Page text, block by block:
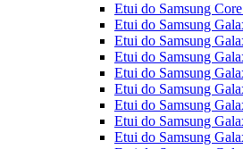
Etui do Samsung
Etui do Samsung
Etui do Samsung
Etui do Samsung
Etui do Samsung
Etui do Samsung
Etui do Samsung
Etui do Samsung
Etui do Samsung